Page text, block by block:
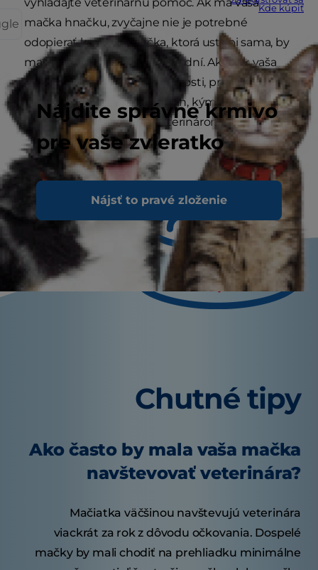
Kde kúpiť
Nájdite správne krmivo
pre vaše zvieratko
Nájsť to pravé zloženie
mačka hnačku, zvyčajne nie je potrebné
odopierať krmivo. Hnačka, ktorá ustúpi sama, by
mala zvyčajne ustúpiť do 2-3 dní. Ak však vaša
mačka zvracia, existujú okolnosti, pri ktorých by
ste nemali čakať ani 24 hodín, kým sa
porozprávate so svojím veterinárom.
Chutné tipy
Ako často by mala vaša mačka
navštevovať veterinára?
Mačiatka väčšinou navštevujú veterinára
viackrát za rok z dôvodu očkovania. Dospelé
mačky by mali chodiť na prehliadku minimálne